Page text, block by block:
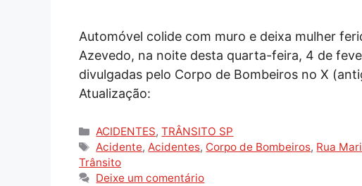
Automóvel colide com muro e deixa mulher
Azevedo, na noite desta quarta-feira, 4 de
divulgadas pelo Corpo de Bombeiros no X
Atualização:
Categorias
ACIDENTES,TRÂNSITO SP
Tags
Acidente,Acidentes, Corpo de Bombeiros, Rua
Trânsito
Deixe um comentário